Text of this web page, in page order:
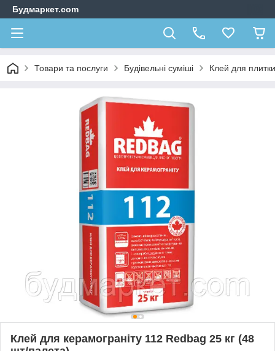
Будмаркет.com
Товари та послуги Будівельні суміші Клей для плитки
Клей для керамограніту 112 Redbag 25 кг (48